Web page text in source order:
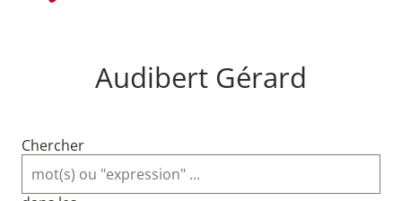
Audibert Gérard
Chercher